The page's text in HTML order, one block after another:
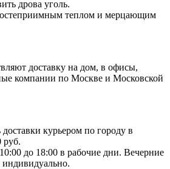
дрова уголь.
теплом и мерцающим
доставку на дом, в офисы,
компании по Москве и Московской
курьером по городу в
до 18:00 в рабочие дни. Вечерние
индивидуально.